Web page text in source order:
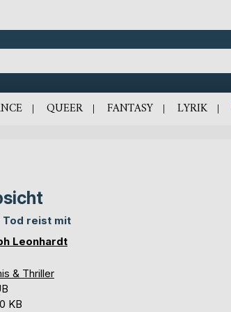
QUEER FANTASY LYRIK
Tod reist mit
Leonhardt
& Thriller
KB